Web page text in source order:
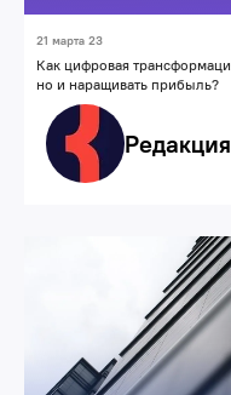
21 марта 23
Как цифровая
но и наращивать прибыль?